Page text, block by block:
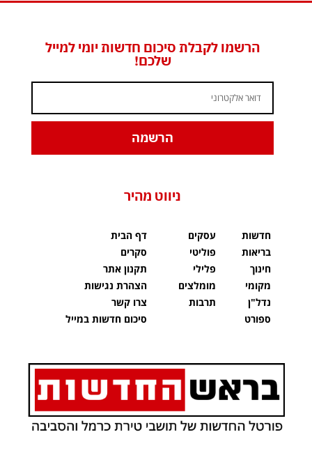
הרשמו לקבלת סיכום חדשות יומי למייל
שלכם!
הרשמה
ניווט מהיר
חדשות
בריאות
חינוך
מקומי
נדל"ן
ספורט
עסקים
פוליטי
פלילי
מומלצים
תרבות
דף הבית
סקרים
תקנון אתר
הצהרת נגישות
צרו קשר
סיכום חדשות במייל